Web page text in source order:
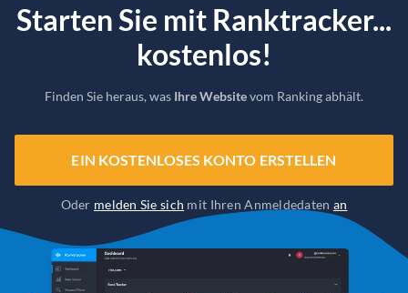
Starten Sie mit Ranktracker...
kostenlos!
Finden Sie heraus, was Ihre Websitevom Ranking abhält.
EIN KOSTENLOSES KONTO ERSTELLEN
Oder melden Sie sich mit Ihren Anmeldedaten an